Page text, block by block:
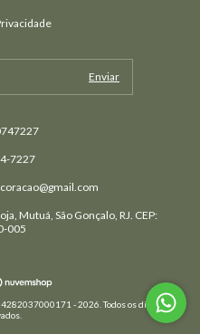
7227
Mutuá, São Gonçalo, RJ. CEP:
005
- 2026. Todos os direitos